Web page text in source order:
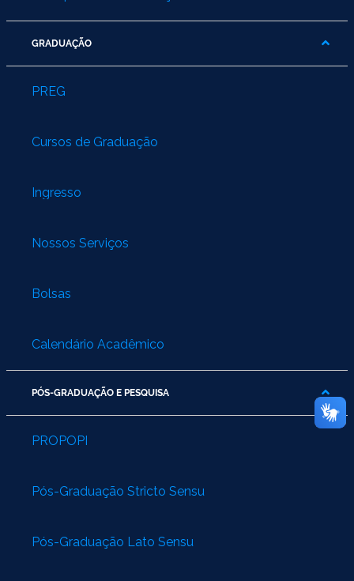
GRADUAÇÃO
PREG
Cursos de Graduação
Ingresso
Nossos Serviços
Bolsas
Calendário Acadêmico
PÓS-GRADUAÇÃO E PESQUISA
PROPOPI
Pós-Graduação Stricto Sensu
Pós-Graduação Lato Sensu